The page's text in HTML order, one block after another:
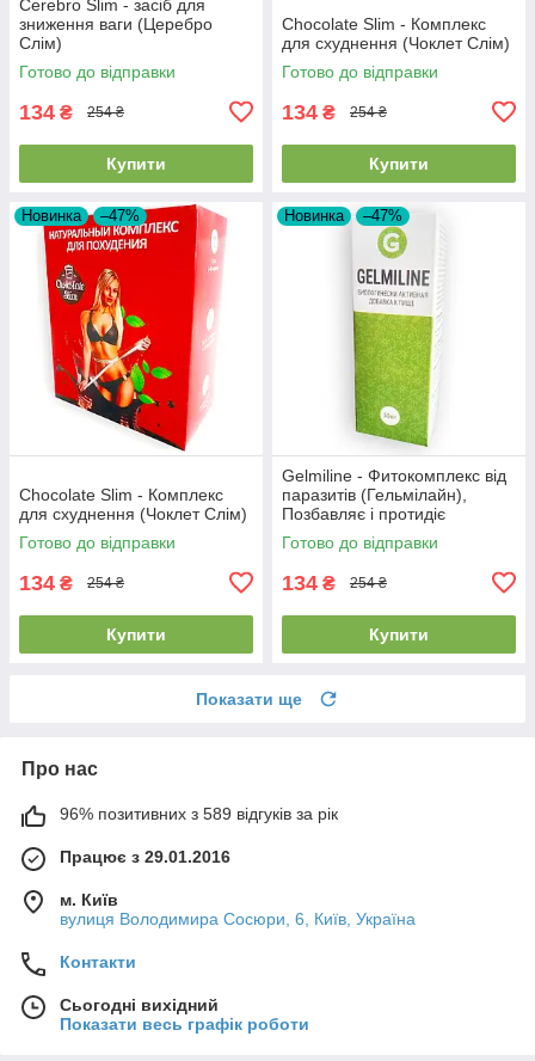
Cerebro Slim - засіб для
зниження ваги (Церебро
Слім)
Готово до відправки
134 ₴ 254 ₴
Купити
Chocolate Slim - Комплекс
для схуднення (Чоклет Слім)
Готово до відправки
134 ₴ 254 ₴
Купити
Новинка –47%
Chocolate Slim - Комплекс
для схуднення (Чоклет Слім)
Готово до відправки
134 ₴ 254 ₴
Купити
Новинка –47%
Gelmiline - Фитокомплекс від
паразитів (Гельмілайн),
Позбавляє і протидіє
паразитам в майбутньому
Готово до відправки
134 ₴ 254 ₴
Купити
Показати ще
Про нас
96% позитивних з 589 відгуків за рік
Працює з 29.01.2016
м. Київ
вулиця Володимира Сосюри, 6, Київ, Україна
Контакти
Сьогодні вихідний
Показати весь графік роботи